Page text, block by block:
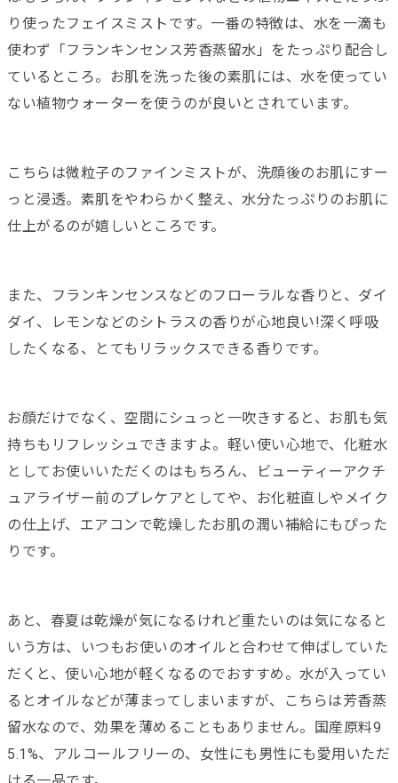
り使ったフェイスミストです。一番の特徴は、水を一滴も
使わず「フランキンセンス芳香蒸留水」をたっぷり配合し
ているところ。お肌を洗った後の素肌には、水を使ってい
ない植物ウォーターを使うのが良いとされています。
こちらは微粒子のファインミストが、洗顔後のお肌にすー
っと浸透。素肌をやわらかく整え、水分たっぷりのお肌に
仕上がるのが嬉しいところです。
また、フランキンセンスなどのフローラルな香りと、ダイ
ダイ、レモンなどのシトラスの香りが心地良い!深く呼吸
したくなる、とてもリラックスできる香りです。
お顔だけでなく、空間にシュっと一吹きすると、お肌も気
持ちもリフレッシュできますよ。軽い使い心地で、化粧水
としてお使いいただくのはもちろん、ビューティーアクチ
ュアライザー前のプレケアとしてや、お化粧直しやメイク
の仕上げ、エアコンで乾燥したお肌の潤い補給にもぴった
りです。
あと、春夏は乾燥が気になるけれど重たいのは気になると
いう方は、いつもお使いのオイルと合わせて伸ばしていた
だくと、使い心地が軽くなるのでおすすめ。水が入ってい
るとオイルなどが薄まってしまいますが、こちらは芳香蒸
留水なので、効果を薄めることもありません。国産原料9
5.1%、アルコールフリーの、女性にも男性にも愛用いただ